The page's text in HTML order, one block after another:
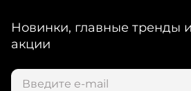
Новинки, главные тренды
акции